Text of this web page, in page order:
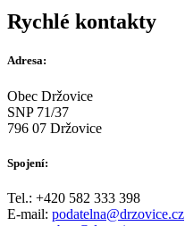
Rychlé kontakty
Adresa:
Obec Držovice
SNP 71/37
796 07 Držovice
Spojení:
Tel.: +420 582 333 398
E-mail: podatelna@drzovice.cz